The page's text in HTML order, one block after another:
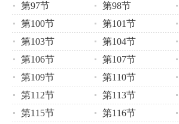
第97节
第98节
第100节
第101节
第103节
第104节
第106节
第107节
第109节
第110节
第112节
第113节
第115节
第116节